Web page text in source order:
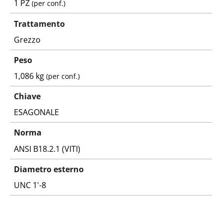
1 PZ(per conf.)
Trattamento
Grezzo
Peso
1,086 kg(per conf.)
Chiave
ESAGONALE
Norma
ANSI B18.2.1 (VITI)
Diametro esterno
UNC 1'-8